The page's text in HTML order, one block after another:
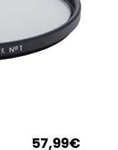
57,99€